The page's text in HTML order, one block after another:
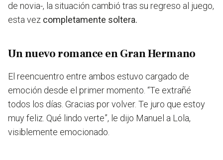
de novia-, la situación cambió tras su regreso al juego,
esta vez completamente soltera.
Un nuevo romance en Gran Hermano
El reencuentro entre ambos estuvo cargado de
emoción desde el primer momento. “Te extrañé
todos los días. Gracias por volver. Te juro que estoy
muy feliz. Qué lindo verte”, le dijo Manuel a Lola,
visiblemente emocionado.